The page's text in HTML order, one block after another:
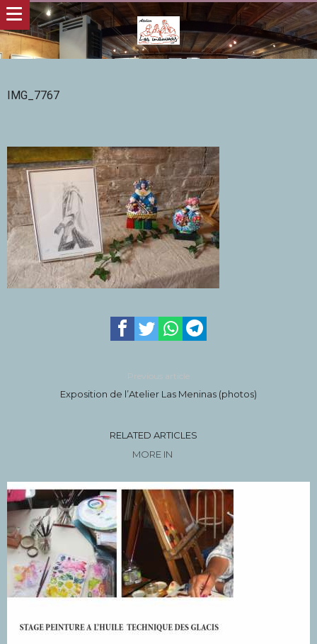
IMG_7767
Previous article
Exposition de l’Atelier Las Meninas (photos)
RELATED ARTICLES
MORE IN